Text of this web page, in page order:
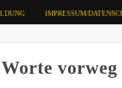
IMPRESSUM/
vorweg